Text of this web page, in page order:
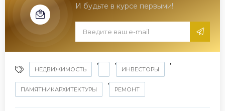
И будьте в курсе первыми!
НЕДВИЖИМОСТЬ
, ,
ИНВЕСТОРЫ
,
ПАМЯТНИКАРХИТЕКТУРЫ
,
РЕМОНТ